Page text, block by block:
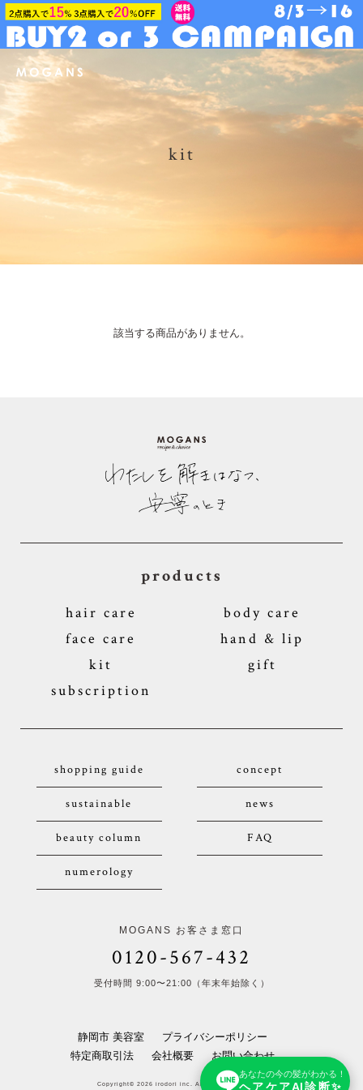
あなたの今の髪がわかる！
ヘアケアAI診断✨
kit
該当する商品がありません。
products
hair care
body care
face care
hand & lip
kit
gift
subscription
shopping guide concept
sustainable news
beauty column FAQ
numerology
MOGANS お客さま窓口
0120-567-432
受付時間 9:00〜21:00（年末年始除く）
静岡市 美容室
プライバシーポリシー
特定商取引法
会社概要 お問い合わせ
Copyright© 2026 irodori inc. All Rights Reserved.